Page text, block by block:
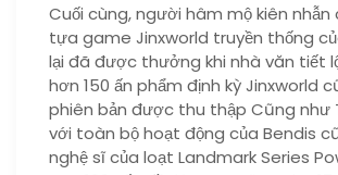
Cuối cùng, người hâm mộ kiên
tựa game Jinxworld truyền thống
lại đã được thưởng khi nhà văn tiết
hơn 150 ấn phẩm định kỳ Jinxworld
phiên bản được thu thập Cũng như
với toàn bộ hoạt động của Bendis
nghệ sĩ của loạt Landmark Series